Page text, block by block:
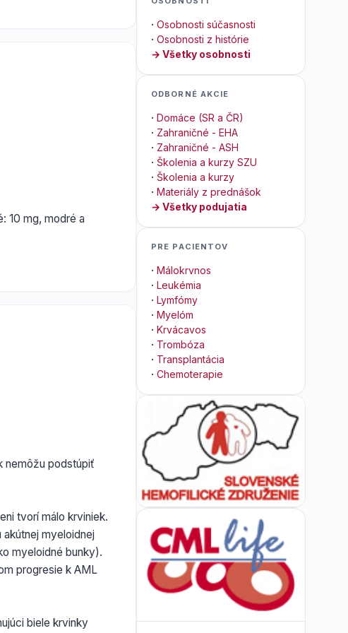
10 mg, modré a
nemôžu podstúpiť
tvorí málo krviniek.
myeloidnej
myeloidné bunky).
progresie k AML
biele krvinky
· Osobnosti súčasnosti
· Osobnosti z histórie
→ Všetky osobnosti
ODBORNÉ AKCIE
· Domáce (SR a ČR)
· Zahraničné - EHA
· Zahraničné - ASH
· Školenia a kurzy SZU
· Školenia a kurzy
· Materiály z prednášok
→ Všetky podujatia
PRE PACIENTOV
· Málokrvnos
· Leukémia
· Lymfómy
· Myelóm
· Krvácavos
· Trombóza
· Transplantácia
· Chemoterapie